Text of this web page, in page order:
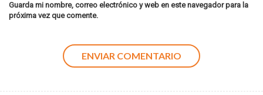
Guarda mi nombre, correo electrónico y web en este navegador para la
próxima vez que comente.